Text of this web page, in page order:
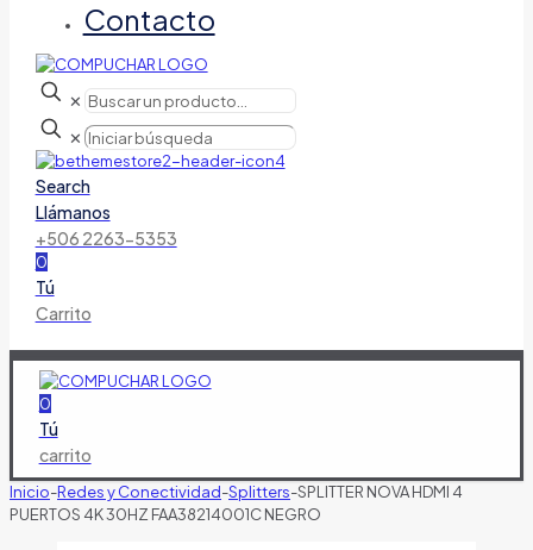
Contacto
✕
✕
Search
Llámanos
+506 2263-5353
0
Tú
Carrito
0
Tú
carrito
Inicio-Redes y Conectividad-Splitters-SPLITTER NOVA HDMI 4
PUERTOS 4K 30HZ FAA38214001C NEGRO